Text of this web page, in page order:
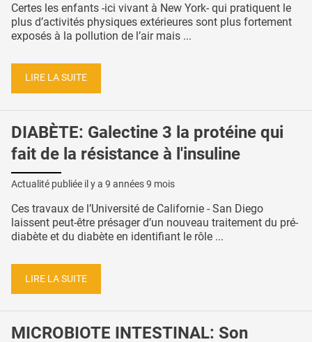
Certes les enfants -ici vivant à New York- qui pratiquent le
plus d’activités physiques extérieures sont plus fortement
exposés à la pollution de l’air mais ...
LIRE LA SUITE
DIABÈTE: Galectine 3 la protéine qui
fait de la résistance à l'insuline
Actualité publiée il y a 9 années 9 mois
Ces travaux de l’Université de Californie - San Diego
laissent peut-être présager d’un nouveau traitement du pré-
diabète et du diabète en identifiant le rôle ...
LIRE LA SUITE
MICROBIOTE INTESTINAL: Son